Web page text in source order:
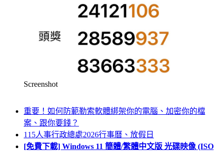
Screenshot
重要！如何防範勒索軟體綁架你的電腦、加密你的檔
案、跟你要錢？
115人事行政總處2026行事曆、放假日
[免費下載] Windows 11 簡體/繁體中文版 光碟映像 (ISO